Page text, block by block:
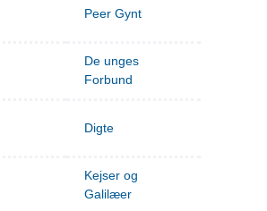
Peer Gynt
De unges
Forbund
Digte
Kejser og
Galilæer